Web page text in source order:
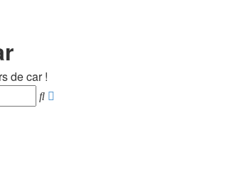
de car !
Rechercher